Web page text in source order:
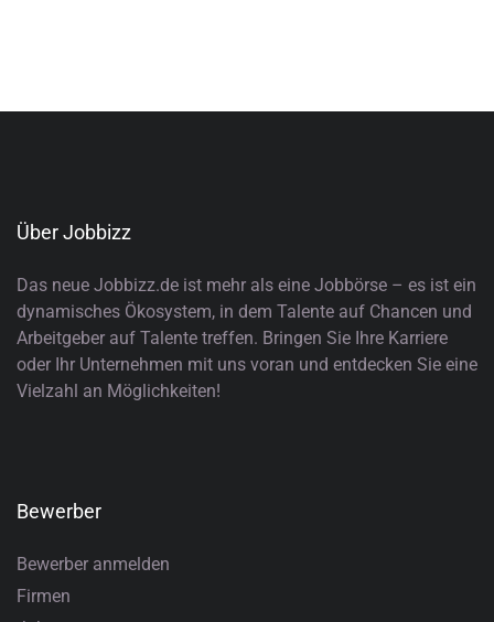
Über Jobbizz
Das neue Jobbizz.de ist mehr als eine Jobbörse – es ist ein
dynamisches Ökosystem, in dem Talente auf Chancen und
Arbeitgeber auf Talente treffen. Bringen Sie Ihre Karriere
oder Ihr Unternehmen mit uns voran und entdecken Sie eine
Vielzahl an Möglichkeiten!
Bewerber
Bewerber anmelden
Firmen